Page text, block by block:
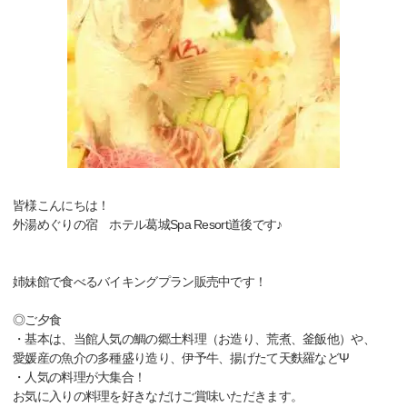
皆様こんにちは！
外湯めぐりの宿 ホテル葛城Spa Resort道後です♪
姉妹館で食べるバイキングプラン販売中です！
◎ご夕食
・基本は、当館人気の鯛の郷土料理（お造り、荒煮、釜飯他）や、
愛媛産の魚介の多種盛り造り、伊予牛、揚げたて天麩羅などΨ
・人気の料理が大集合！
お気に入りの料理を好きなだけご賞味いただきます。